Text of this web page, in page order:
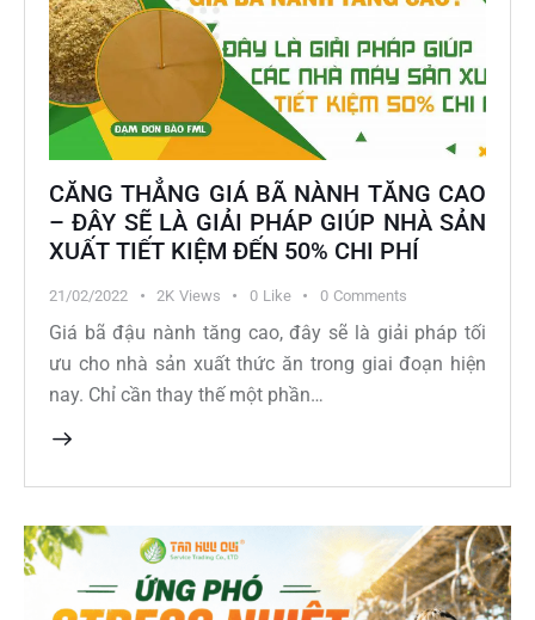
CĂNG THẲNG GIÁ BÃ NÀNH TĂNG CAO
– ĐÂY SẼ LÀ GIẢI PHÁP GIÚP NHÀ SẢN
XUẤT TIẾT KIỆM ĐẾN 50% CHI PHÍ
21/02/2022 2K Views 0 Like 0 Comments
Giá bã đậu nành tăng cao, đây sẽ là giải pháp tối
ưu cho nhà sản xuất thức ăn trong giai đoạn hiện
nay. Chỉ cần thay thế một phần…